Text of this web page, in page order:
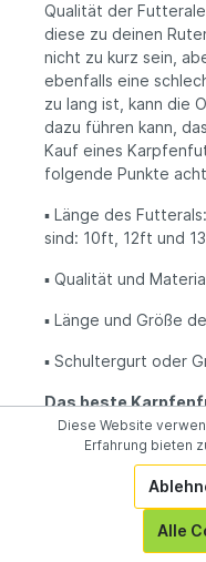
Qualität der
diese zu deinen
nicht zu kurz sein,
ebenfalls eine
zu lang ist, kann die
dazu führen kann,
Kauf eines
folgende Punkte
▪️ Länge des
sind: 10ft, 12ft und
▪️ Qualität und
▪️ Länge und Größe
▪️ Schultergurt oder
Das beste
Das beste
Ruten den meisten
oder auf dem
spezifisches
schwierig, da jeder
Diese Website
Erfahrung bieten
Alle